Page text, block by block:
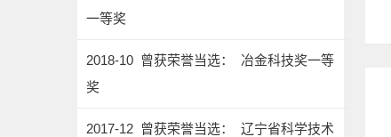
一等奖
2018-10 曾获荣誉当选： 冶金科技奖一等
奖
2017-12 曾获荣誉当选： 辽宁省科学技术